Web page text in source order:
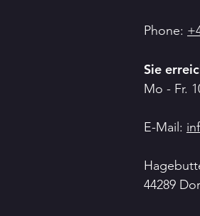
Phone:
Sie
Mo - Fr.
E-Mail:
44289